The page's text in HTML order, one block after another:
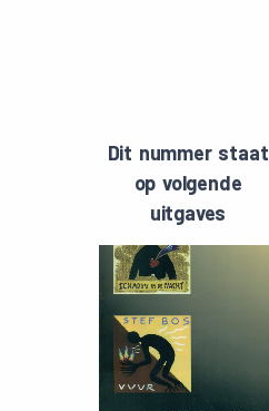
Dit nummer staat
op volgende
uitgaves